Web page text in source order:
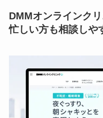
DMMオンラインク
忙しい方も相談しや